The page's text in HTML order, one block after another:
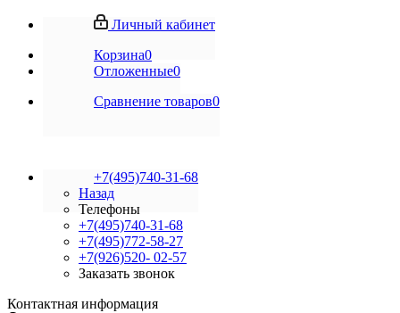
Личный кабинет
Корзина0
Отложенные0
Сравнение товаров0
+7(495)740-31-68
Назад
Телефоны
+7(495)740-31-68
+7(495)772-58-27
+7(926)520- 02-57
Заказать звонок
Контактная информация